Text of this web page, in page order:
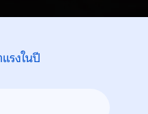
แรงในปี